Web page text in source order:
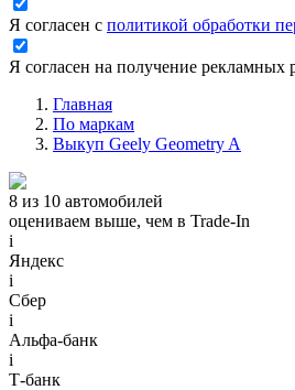
Я согласен с политикой обработки
Я согласен на получение рекламных
Главная
По маркам
Выкуп Geely Geometry A
8 из 10 автомобилей
оцениваем выше, чем в Trade‑In
i
Яндекс
i
Сбер
i
Альфа-банк
i
Т-банк